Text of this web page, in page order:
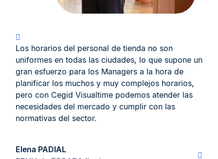
Los horarios del personal de tienda no son
uniformes en todas las ciudades, lo que supone un
gran esfuerzo para los Managers a la hora de
planificar los muchos y muy complejos horarios,
pero con Cegid Visualtime podemos atender las
necesidades del mercado y cumplir con las
normativas del sector.
Elena PADIAL